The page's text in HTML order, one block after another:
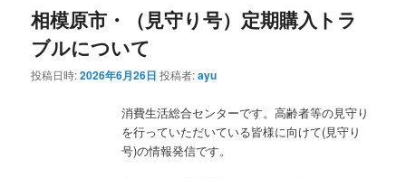
相模原市・（見守り号）定期購入トラ
ブルについて
投稿日時:2026年6月26日 投稿者:ayu
消費生活総合センターです。高齢者等の見守り
を行っていただいている皆様に向けて(見守り
号)の情報発信です。